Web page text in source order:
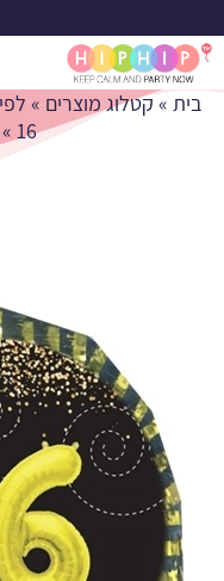
בית » קטלוג מוצרים »
16
»